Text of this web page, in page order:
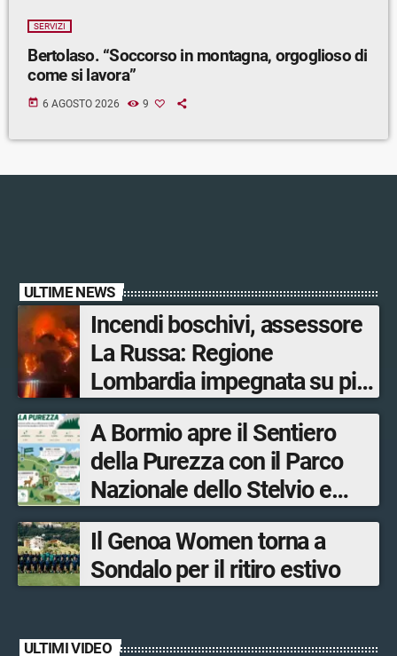
SERVIZI
Bertolaso. “Soccorso in montagna, orgoglioso di
come si lavora”
today 6 AGOSTO 2026 9
ULTIME NEWS
Incendi boschivi, assessore
La Russa: Regione
Lombardia impegnata su più
fronti, 48 volontari coinvolti
tra le province di Lecco,
Sondrio, Milano e Como
A Bormio apre il Sentiero
della Purezza con il Parco
Nazionale dello Stelvio e
Bormio Tourism
Il Genoa Women torna a
Sondalo per il ritiro estivo
ULTIMI VIDEO